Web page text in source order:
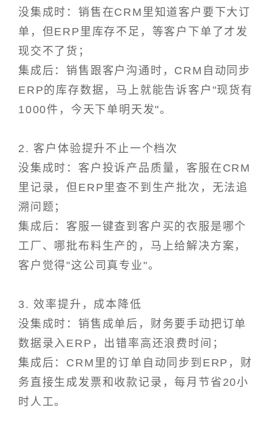
没集成时：销售在CRM里知道客户要下大订
单，但ERP里库存不足，等客户下单了才发
现交不了货；
集成后：销售跟客户沟通时，CRM自动同步
ERP的库存数据，马上就能告诉客户"现货有
1000件，今天下单明天发"。
2. 客户体验提升不止一个档次
没集成时：客户投诉产品质量，客服在CRM
里记录，但ERP里查不到生产批次，无法追
溯问题；
集成后：客服一键查到客户买的衣服是哪个
工厂、哪批布料生产的，马上给解决方案，
客户觉得"这公司真专业"。
3. 效率提升，成本降低
没集成时：销售成单后，财务要手动把订单
数据录入ERP，出错率高还浪费时间；
集成后：CRM里的订单自动同步到ERP，财
务直接生成发票和收款记录，每月节省20小
时人工。